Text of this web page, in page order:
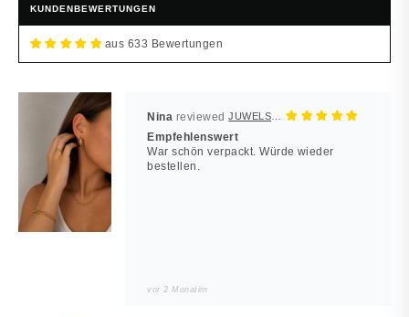
KUNDENBEWERTUNGEN
aus 633 Bewertungen
Nina
Empfehlenswert
War schön verpackt. Würde wieder
bestellen.
vor 2 Monaten